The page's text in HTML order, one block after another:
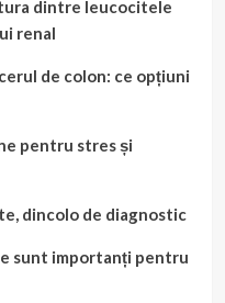
dintre leucocitele
renal
de colon: ce opțiuni
pentru stres și
dincolo de diagnostic
sunt importanți pentru